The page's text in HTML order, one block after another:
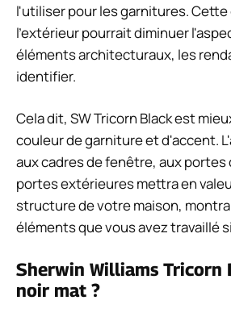
l'utiliser pour les garnitures.
l'extérieur pourrait diminuer
éléments architecturaux, les
identifier.
Cela dit, SW Tricorn Black est
couleur de garniture et d'accent.
aux cadres de fenêtre, aux portes
portes extérieures mettra en
structure de votre maison,
éléments que vous avez travaillé
Sherwin Williams Tricorn
noir mat ?